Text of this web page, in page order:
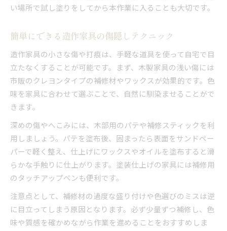
い場所で試し塗りをしてから本作業に入ることも大切です。
簡単にできる造作家具の傷隠しテクニック
造作家具の小さな傷や打痕は、手軽な道具を使って自宅で目
立たなくすることが可能です。まず、木製家具の浅い傷には
市販のクレヨンタイプの補修材やワックスが効果的です。色
味を家具に合わせて選ぶことで、自然に馴染ませることがで
きます。
深めの傷やへこみには、木部用のパテや補修スティックを利
用しましょう。パテを塗布後、固まったら表面をサンドペー
パーで軽く整え、仕上げにワックスやオイルを塗布すると滑
らかな手触りに仕上がります。塗装仕上げの家具には補修用
のタッチアップペンも便利です。
注意点として、補修材の過度な盛り付けや色選びのミスは逆
に目立ってしまう原因となります。必ず少量ずつ補修し、色
味や質感を確かめながら作業を進めることをおすすめしま